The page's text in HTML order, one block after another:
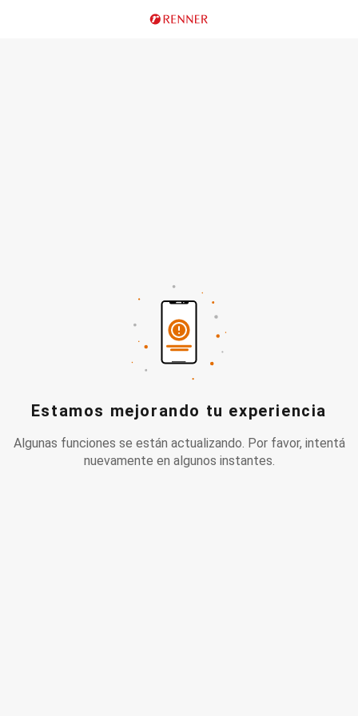
Estamos mejorando tu experiencia
Algunas funciones se están actualizando. Por favor, intentá
nuevamente en algunos instantes.